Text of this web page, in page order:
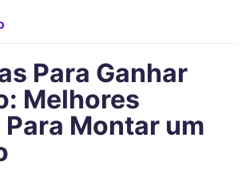
Para Ganhar
Melhores
Montar um